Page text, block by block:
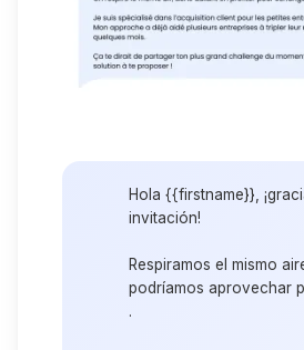
Hola {{firstname}},
invitación!
Respiramos el mismo
podríamos aprovechar
.